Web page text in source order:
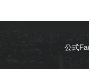
公式